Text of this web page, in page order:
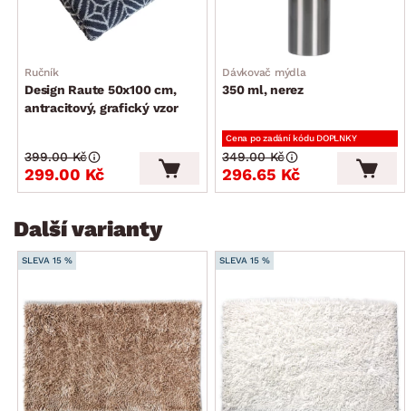
Ručník
Design Raute 50x100 cm,
antracitový, grafický vzor
299.00 Kč
399.00 Kč
Dávkovač mýdla
350 ml, nerez
Cena po zadání kódu DOPLNKY
296.65 Kč
349.00 Kč
Další varianty
SLEVA 15 % SLEVA 15 %